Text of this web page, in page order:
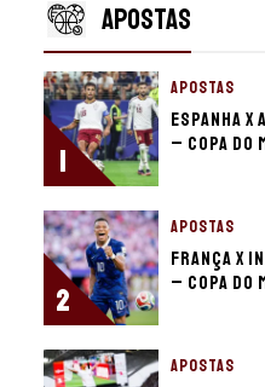
APOSTAS
1
APOSTAS
Espanha
– Copa do
2
APOSTAS
França x
– Copa do
APOSTAS